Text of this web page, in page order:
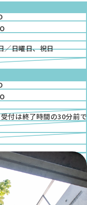
／日曜日、祝日
付は終了時間の30分前で